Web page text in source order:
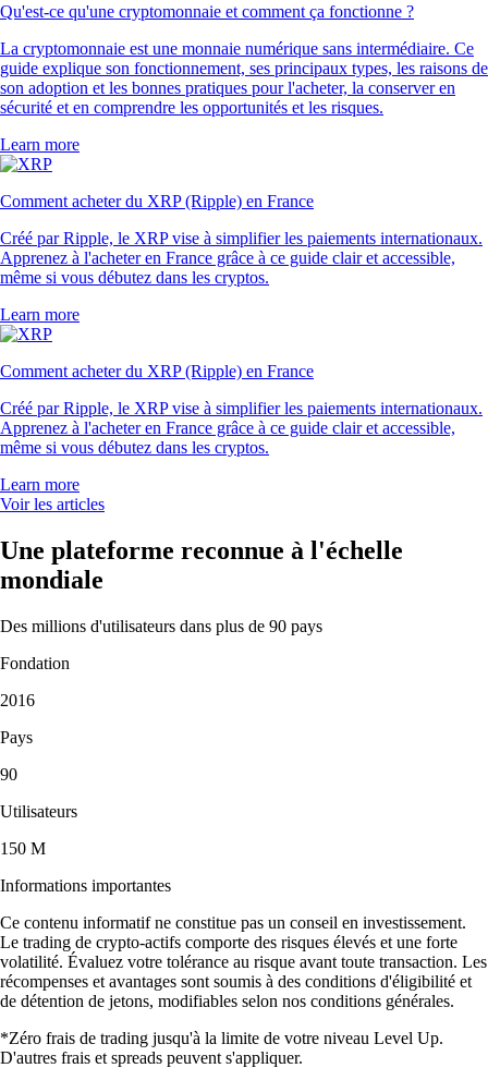
Qu'est-ce qu'une cryptomonnaie et comment ça fonctionne ?
La cryptomonnaie est une monnaie numérique sans intermédiaire. Ce
guide explique son fonctionnement, ses principaux types, les raisons de
son adoption et les bonnes pratiques pour l'acheter, la conserver en
sécurité et en comprendre les opportunités et les risques.
Learn more
Comment acheter du XRP (Ripple) en France
Créé par Ripple, le XRP vise à simplifier les paiements internationaux.
Apprenez à l'acheter en France grâce à ce guide clair et accessible,
même si vous débutez dans les cryptos.
Learn more
Comment acheter du XRP (Ripple) en France
Créé par Ripple, le XRP vise à simplifier les paiements internationaux.
Apprenez à l'acheter en France grâce à ce guide clair et accessible,
même si vous débutez dans les cryptos.
Learn more
Voir les articles
Une plateforme reconnue à l'échelle
mondiale
Des millions d'utilisateurs dans plus de 90 pays
Fondation
2016
Pays
90
Utilisateurs
150 M
Informations importantes
Ce contenu informatif ne constitue pas un conseil en investissement.
Le trading de crypto-actifs comporte des risques élevés et une forte
volatilité. Évaluez votre tolérance au risque avant toute transaction. Les
récompenses et avantages sont soumis à des conditions d'éligibilité et
de détention de jetons, modifiables selon nos conditions générales.
*Zéro frais de trading jusqu'à la limite de votre niveau Level Up.
D'autres frais et spreads peuvent s'appliquer.